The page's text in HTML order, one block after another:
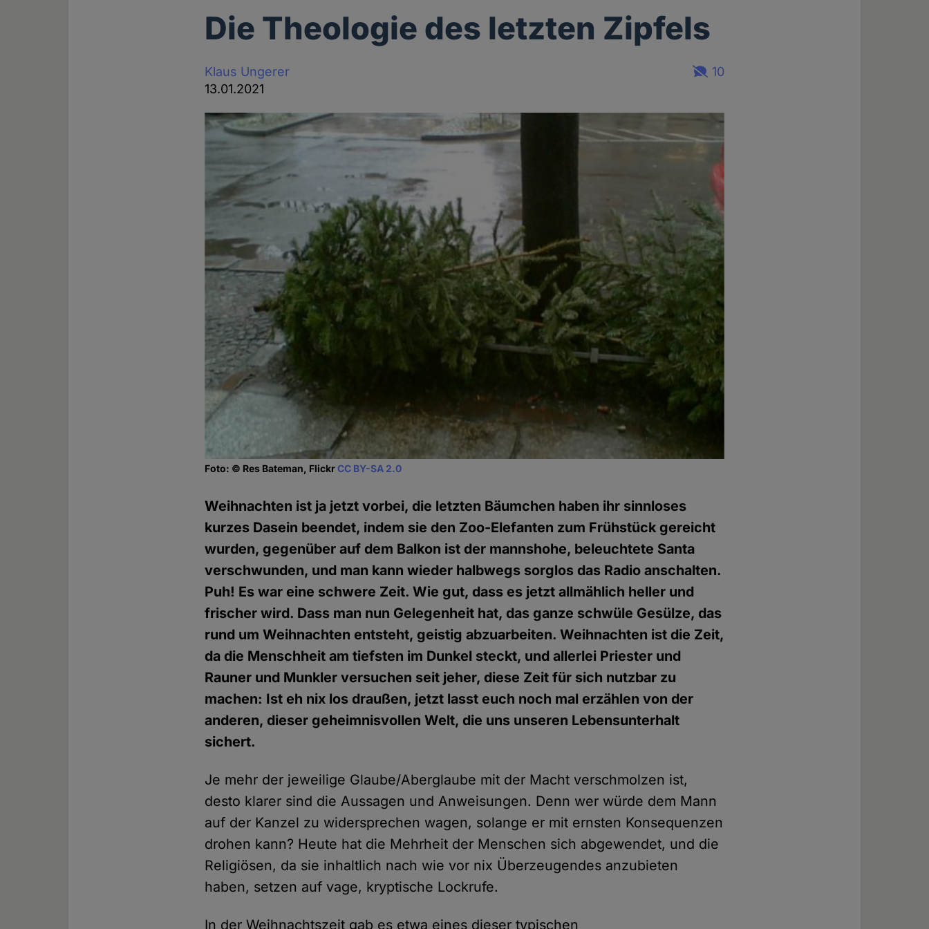
Die Theologie des letzten Zipfels
Klaus Ungerer
13.01.2021
10
Foto: © Res Bateman, FlickrCC BY-SA 2.0
Weihnachten ist ja jetzt vorbei, die letzten Bäumchen haben ihr sinnloses
kurzes Dasein beendet, indem sie den Zoo-Elefanten zum Frühstück gereicht
wurden, gegenüber auf dem Balkon ist der mannshohe, beleuchtete Santa
verschwunden, und man kann wieder halbwegs sorglos das Radio anschalten.
Puh! Es war eine schwere Zeit. Wie gut, dass es jetzt allmählich heller und
frischer wird. Dass man nun Gelegenheit hat, das ganze schwüle Gesülze, das
rund um Weihnachten entsteht, geistig abzuarbeiten. Weihnachten ist die Zeit,
da die Menschheit am tiefsten im Dunkel steckt, und allerlei Priester und
Rauner und Munkler versuchen seit jeher, diese Zeit für sich nutzbar zu
machen: Ist eh nix los draußen, jetzt lasst euch noch mal erzählen von der
anderen, dieser geheimnisvollen Welt, die uns unseren Lebensunterhalt
sichert.
Je mehr der jeweilige Glaube/Aberglaube mit der Macht verschmolzen ist,
desto klarer sind die Aussagen und Anweisungen. Denn wer würde dem Mann
auf der Kanzel zu widersprechen wagen, solange er mit ernsten Konsequenzen
drohen kann? Heute hat die Mehrheit der Menschen sich abgewendet, und die
Religiösen, da sie inhaltlich nach wie vor nix Überzeugendes anzubieten
haben, setzen auf vage, kryptische Lockrufe.
In der Weihnachtszeit gab es etwa eines dieser typischen